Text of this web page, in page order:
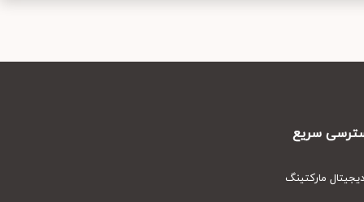
سریع
مارکتینگ